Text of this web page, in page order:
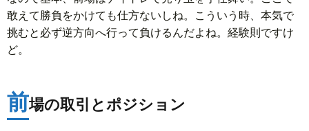
敢えて勝負をかけても仕方ないしね。こういう時、本気で
挑むと必ず逆方向へ行って負けるんだよね。経験則ですけ
ど。
前場の取引とポジション